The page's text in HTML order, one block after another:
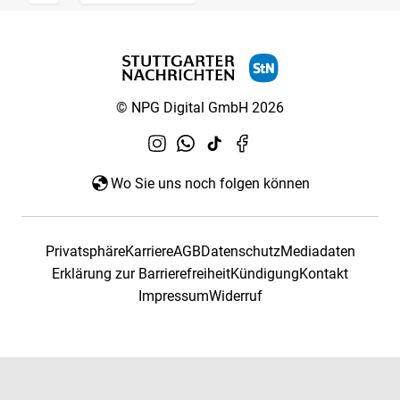
© NPG Digital GmbH 2026
Wo Sie uns noch folgen können
PrivatsphäreKarriereAGBDatenschutzMediadaten
Erklärung zur BarrierefreiheitKündigungKontakt
ImpressumWiderruf